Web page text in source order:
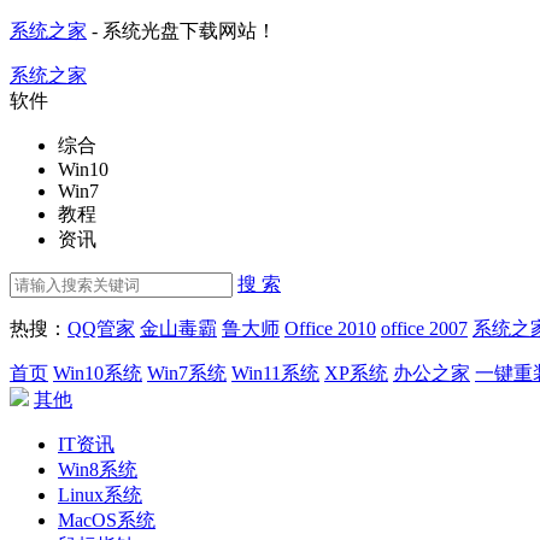
系统之家 - 系统光盘下载网站！
系统之家
软件
综合
Win10
Win7
教程
资讯
搜 索
热搜： QQ管家 金山毒霸 鲁大师 Office 2010 office 2007 系统之
首页 Win10系统 Win7系统 Win11系统 XP系统 办公之家 一键重
其他
IT资讯
Win8系统
Linux系统
MacOS系统